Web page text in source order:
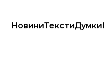
НовиниТекстиДумки
більше 10 тисяч осіб – Генштаб